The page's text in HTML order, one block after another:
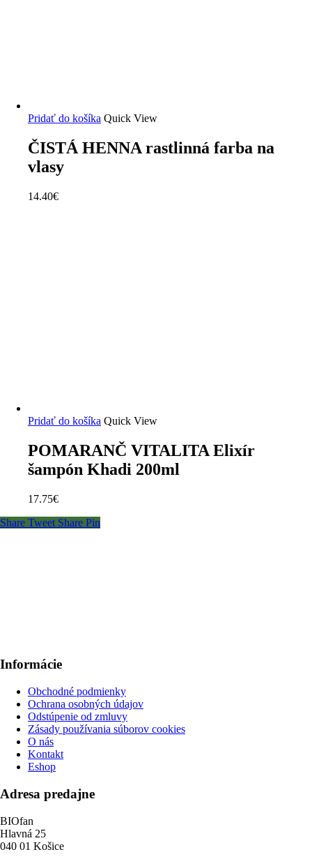
Pridať do košíka Quick View
ČISTÁ HENNA rastlinná farba na
vlasy
14.40€
Pridať do košíka Quick View
POMARANČ VITALITA Elixír
šampón Khadi 200ml
17.75€
Share Tweet Share Pin
Informácie
Obchodné podmienky
Ochrana osobných údajov
Odstúpenie od zmluvy
Zásady používania súborov cookies
O nás
Kontakt
Eshop
Adresa predajne
BIOfan
Hlavná 25
040 01 Košice